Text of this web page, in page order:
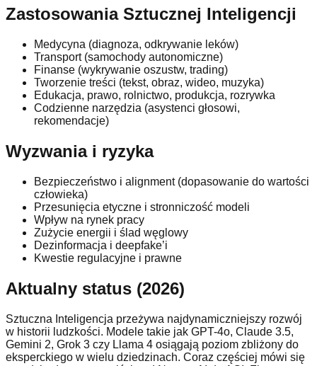
Zastosowania Sztucznej Inteligencji
Medycyna (diagnoza, odkrywanie leków)
Transport (samochody autonomiczne)
Finanse (wykrywanie oszustw, trading)
Tworzenie treści (tekst, obraz, wideo, muzyka)
Edukacja, prawo, rolnictwo, produkcja, rozrywka
Codzienne narzędzia (asystenci głosowi,
rekomendacje)
Wyzwania i ryzyka
Bezpieczeństwo i alignment (dopasowanie do wartości
człowieka)
Przesunięcia etyczne i stronniczość modeli
Wpływ na rynek pracy
Zużycie energii i ślad węglowy
Dezinformacja i deepfake’i
Kwestie regulacyjne i prawne
Aktualny status (2026)
Sztuczna Inteligencja przeżywa najdynamiczniejszy rozwój
w historii ludzkości. Modele takie jak GPT-4o, Claude 3.5,
Gemini 2, Grok 3 czy Llama 4 osiągają poziom zbliżony do
eksperckiego w wielu dziedzinach. Coraz częściej mówi się